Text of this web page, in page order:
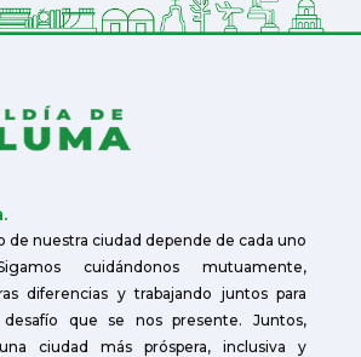
de nuestra ciudad depende de cada uno
cuidándonos mutuamente,
diferencias y trabajando juntos para
desafío que se nos presente. Juntos,
ciudad más próspera, inclusiva y